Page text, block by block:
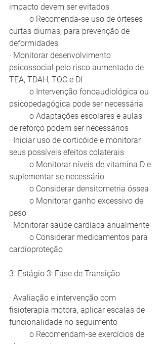
impacto devem ser evitados
curtas diurnas, para prevenção de
deformidades
· Monitorar desenvolvimento
psicossocial pelo risco aumentado de
TEA, TDAH, TOC e DI
psicopedagógica pode ser necessária
de reforço podem ser necessários
· Iniciar uso de corticóide e monitorar
seus possíveis efeitos colaterais
suplementar se necessário
	o Considerar densitometria óssea
peso
· Monitorar saúde cardíaca anualmente
cardioproteção
3. Estágio 3: Fase de Transição
· Avaliação e intervenção com
fisioterapia motora, aplicar escalas de
funcionalidade no seguimento